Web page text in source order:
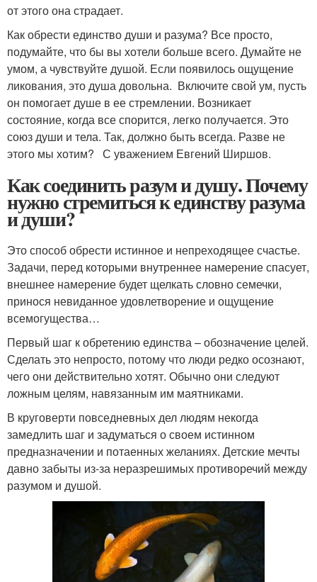
от этого она страдает.
Как обрести единство души и разума? Все просто,
подумайте, что бы вы хотели больше всего. Думайте не
умом, а чувствуйте душой. Если появилось ощущение
ликования, это душа довольна. Включите свой ум, пусть
он помогает душе в ее стремлении. Возникает
состояние, когда все спорится, легко получается. Это
союз души и тела. Так, должно быть всегда. Разве не
этого мы хотим? С уважением Евгений Ширшов.
Как соединить разум и душу. Почему
нужно стремиться к единству разума
и души?
Это способ обрести истинное и непреходящее счастье.
Задачи, перед которыми внутреннее намерение спасует,
внешнее намерение будет щелкать словно семечки,
принося невиданное удовлетворение и ощущение
всемогущества…
Первый шаг к обретению единства – обозначение целей.
Сделать это непросто, потому что люди редко осознают,
чего они действительно хотят. Обычно они следуют
ложным целям, навязанным им маятниками.
В круговерти повседневных дел людям некогда
замедлить шаг и задуматься о своем истинном
предназначении и потаенных желаниях. Детские мечты
давно забыты из-за неразрешимых противоречий между
разумом и душой.